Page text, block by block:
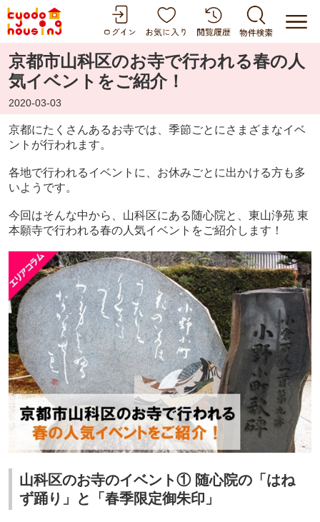
京都市山科区のお寺で行われる春の人
気イベントをご紹介！
2020-03-03
京都にたくさんあるお寺では、季節ごとにさまざまなイベ
ントが行われます。
各地で行われるイベントに、お休みごとに出かける方も多
いようです。
今回はそんな中から、山科区にある随心院と、東山浄苑 東
本願寺で行われる春の人気イベントをご紹介します！
山科区のお寺のイベント① 随心院の「はね
ず踊り」と「春季限定御朱印」